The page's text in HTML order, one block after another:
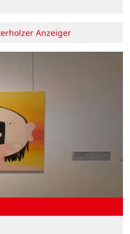
Anzeiger